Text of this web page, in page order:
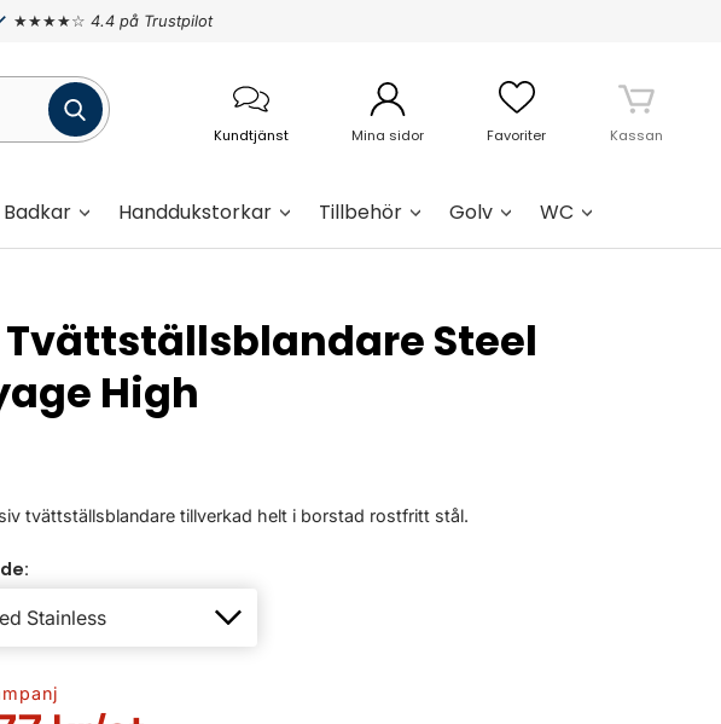
★★★★☆ 4.4 på Trustpilot
Kundtjänst Mina sidor Favoriter Kassan
Badkar Handdukstorkar Tillbehör Golv WC
Tvättställsblandare Steel
High
tvättställsblandare tillverkad helt i borstad rostfritt stål.